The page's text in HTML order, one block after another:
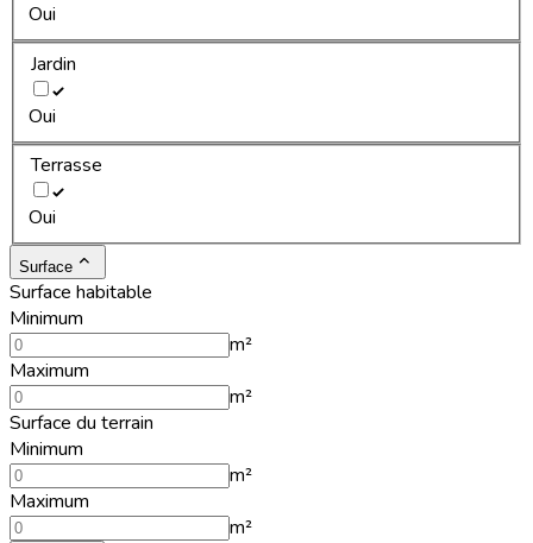
Oui
Jardin
Oui
Terrasse
Oui
Surface
Surface habitable
Minimum
m²
Maximum
m²
Surface du terrain
Minimum
m²
Maximum
m²